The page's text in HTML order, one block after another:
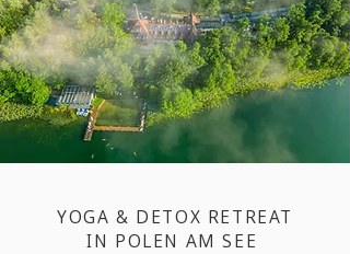
YOGA & DETOX RETREAT
IN POLEN AM SEE